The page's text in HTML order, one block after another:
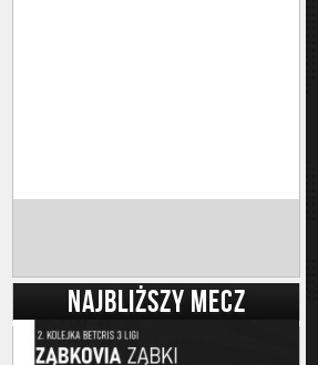
NAJBLIŻSZY MECZ